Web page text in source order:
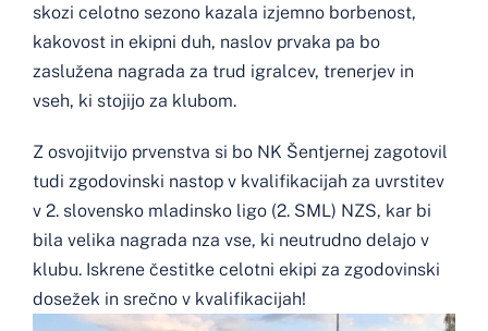
skozi celotno sezono kazala izjemno borbenost,
kakovost in ekipni duh, naslov prvaka pa bo
zaslužena nagrada za trud igralcev, trenerjev in
vseh, ki stojijo za klubom.
Z osvojitvijo prvenstva si bo NK Šentjernej zagotovil
tudi zgodovinski nastop v kvalifikacijah za uvrstitev
v 2. slovensko mladinsko ligo (2. SML) NZS, kar bi
bila velika nagrada nza vse, ki neutrudno delajo v
klubu. Iskrene čestitke celotni ekipi za zgodovinski
dosežek in srečno v kvalifikacijah!